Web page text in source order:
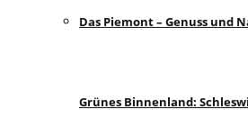
Das Piemont – Genuss und
Grünes Binnenland: